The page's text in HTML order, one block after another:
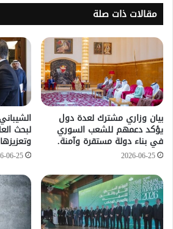
مقالات ذات صلة
بيان وزاري مشترك لعدة دول
يؤكد دعمهم للشعب السوري
في بناء دولة مستقرة وآمنة.
2026-06-25
لبحث
06-25